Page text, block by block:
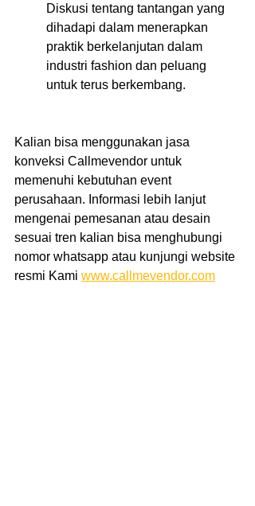
Diskusi tentang tantangan yang
dihadapi dalam menerapkan
praktik berkelanjutan dalam
industri fashion dan peluang
untuk terus berkembang.
Kalian bisa menggunakan jasa
konveksi Callmevendor untuk
memenuhi kebutuhan event
perusahaan. Informasi lebih lanjut
mengenai pemesanan atau desain
sesuai tren kalian bisa menghubungi
nomor whatsapp atau kunjungi website
resmi Kami www.callmevendor.com